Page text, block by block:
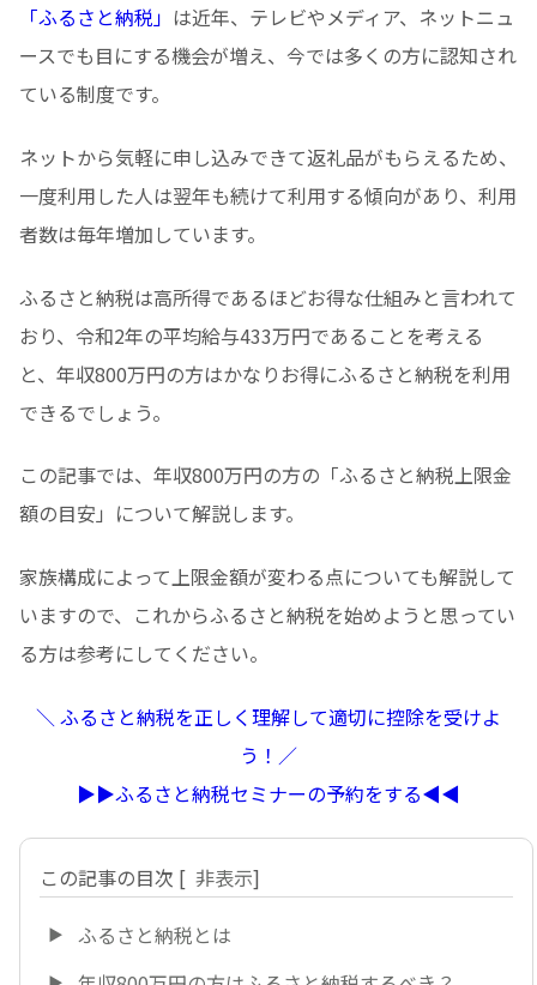
「ふるさと納税」 は近年、テレビやメディア、ネットニュ
ースでも目にする機会が増え、今では多くの方に認知され
ている制度です。
ネットから気軽に申し込みできて返礼品がもらえるため、
一度利用した人は翌年も続けて利用する傾向があり、利用
者数は毎年増加しています。
ふるさと納税は高所得であるほどお得な仕組みと言われて
おり、令和2年の平均給与433万円であることを考える
と、年収800万円の方はかなりお得にふるさと納税を利用
できるでしょう。
この記事では、年収800万円の方の「ふるさと納税上限金
額の目安」について解説します。
家族構成によって上限金額が変わる点についても解説して
いますので、これからふるさと納税を始めようと思ってい
る方は参考にしてください。
＼ ふるさと納税を正しく理解して適切に控除を受けよ
う！／
▶︎▶︎ふるさと納税セミナーの予約をする◀︎◀︎
この記事の目次 [ 非表示]
ふるさと納税とは